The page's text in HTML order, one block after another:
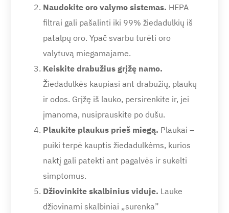
Naudokite oro valymo sistemas. HEPA
filtrai gali pašalinti iki 99% žiedadulkių iš
patalpų oro. Ypač svarbu turėti oro
valytuvą miegamajame.
Keiskite drabužius grįžę namo.
Žiedadulkės kaupiasi ant drabužių, plaukų
ir odos. Grįžę iš lauko, persirenkite ir, jei
įmanoma, nusiprauskite po dušu.
Plaukite plaukus prieš miegą. Plaukai –
puiki terpė kauptis žiedadulkėms, kurios
naktį gali patekti ant pagalvės ir sukelti
simptomus.
Džiovinkite skalbinius viduje. Lauke
džiovinami skalbiniai „surenka”